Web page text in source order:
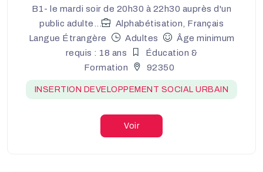
B1- le mardi soir de 20h30 à 22h30 auprès d'un
public adulte...
Alphabétisation, Français
Langue Étrangère
Adultes
Âge minimum
requis : 18 ans
Éducation &
Formation
92350
INSERTION DEVELOPPEMENT SOCIAL URBAIN
Voir